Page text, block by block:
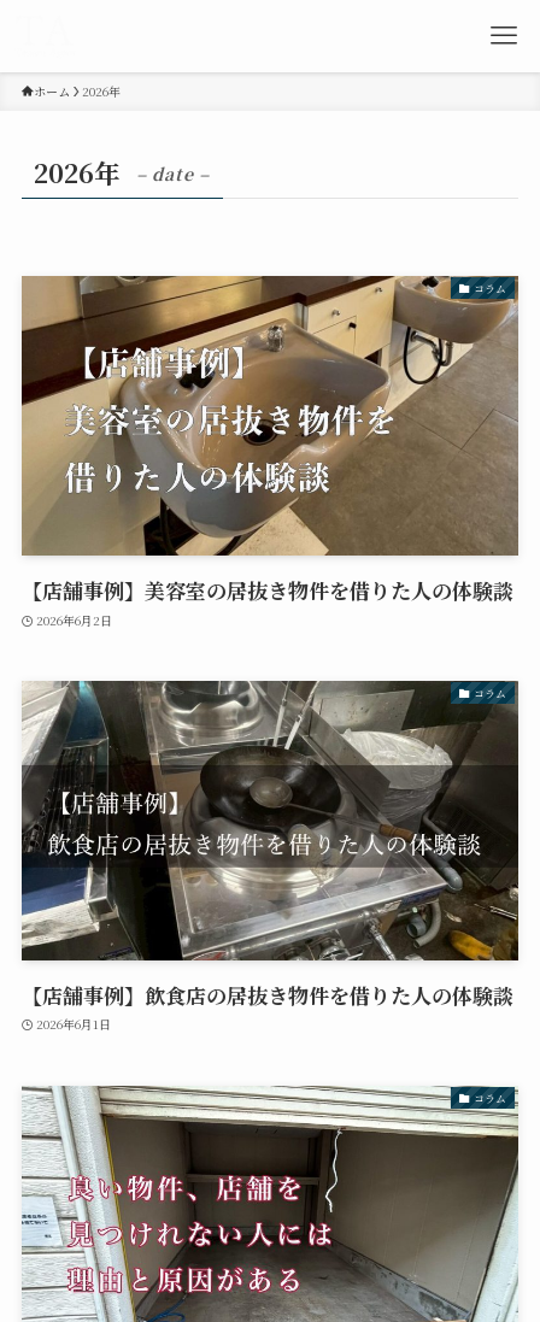
ホーム 2026年
2026年 – date –
コラム
【店舗事例】美容室の居抜き物件を借りた人の体験談
2026年6月2日
コラム
【店舗事例】飲食店の居抜き物件を借りた人の体験談
2026年6月1日
コラム